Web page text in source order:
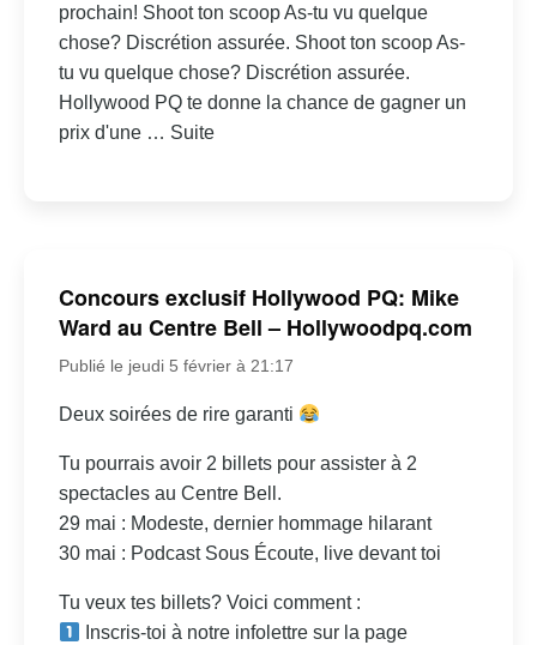
prochain! Shoot ton scoop As-tu vu quelque
chose? Discrétion assurée. Shoot ton scoop As-
tu vu quelque chose? Discrétion assurée.
Hollywood PQ te donne la chance de gagner un
prix d'une … Suite
Concours exclusif Hollywood PQ: Mike
Ward au Centre Bell – Hollywoodpq.com
Publié le jeudi 5 février à 21:17
Deux soirées de rire garanti
Tu pourrais avoir 2 billets pour assister à 2
spectacles au Centre Bell.
29 mai : Modeste, dernier hommage hilarant
30 mai : Podcast Sous Écoute, live devant toi
Tu veux tes billets? Voici comment :
Inscris-toi à notre infolettre sur la page